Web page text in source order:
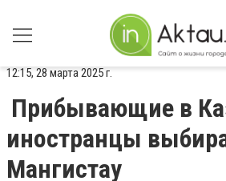
12:15, 28 марта 2025 г.
Прибывающие в
иностранцы
Мангистау